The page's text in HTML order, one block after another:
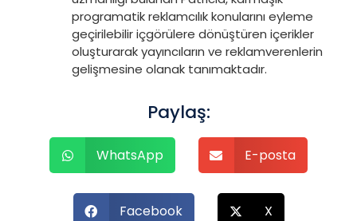
programatik reklamcılık konularını eyleme
geçirilebilir içgörülere dönüştüren içerikler
oluşturarak yayıncıların ve reklamverenlerin
gelişmesine olanak tanımaktadır.
Paylaş:
WhatsApp E-posta
Facebook X